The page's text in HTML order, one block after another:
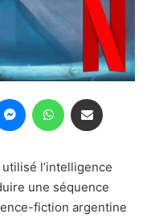
MessengerWhatsApp
l’intelligence
une séquence
fiction argentine